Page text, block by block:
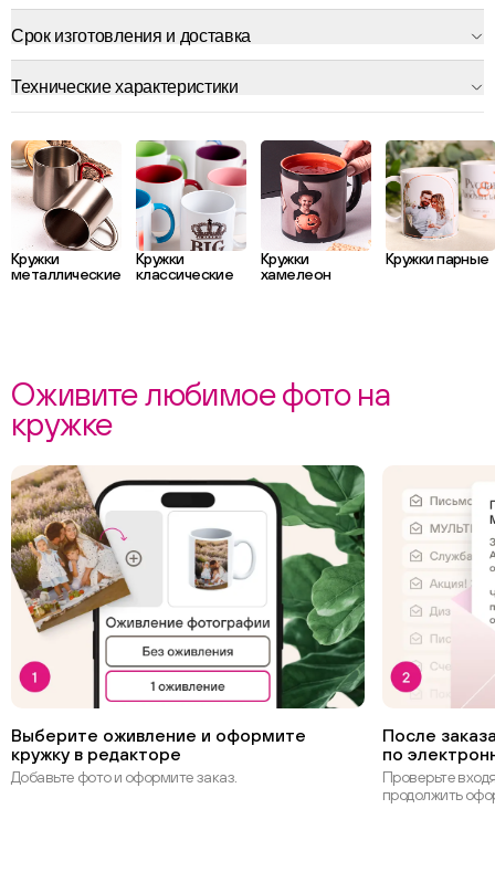
Срок изготовления и доставка
Технические характеристики
Кружки
металлические
Кружки
классические
Кружки
хамелеон
Кружки парные
Оживите любимое фото на
кружке
Выберите оживление и оформите
кружку в редакторе
Добавьте фото и оформите заказ.
После
по
Проверьте
продолжить